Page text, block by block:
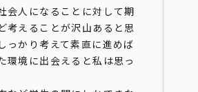
会人になることに対して期
考えることが沢山あると思
っかり考えて素直に進めば
環境に出会えると私は思っ